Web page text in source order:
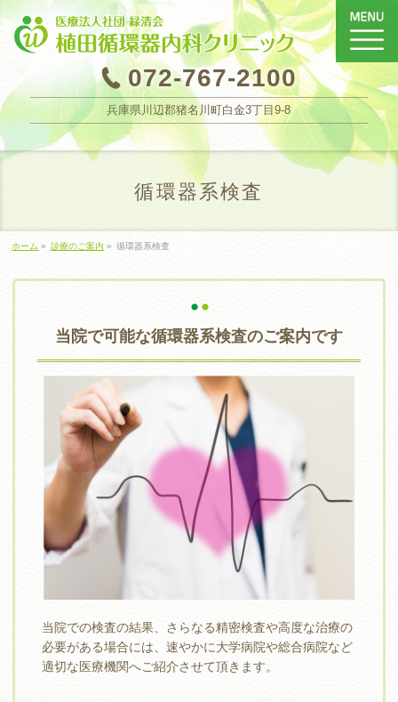
072-767-2100
兵庫県川辺郡猪名川町白金3丁目9-8
循環器系検査
ホーム » 診療のご案内 » 循環器系検査
当院で可能な循環器系検査のご案内です
当院での検査の結果、さらなる精密検査や高度な治療の
必要がある場合には、速やかに大学病院や総合病院など
適切な医療機関へご紹介させて頂きます。